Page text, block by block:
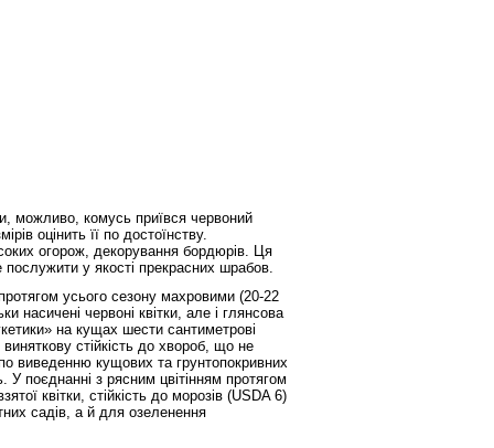
можливо, комусь приївся червоний
оцінить її по достоїнству.
огорож, декорування бордюрів. Ця
у якості прекрасних шрабов.
усього сезону махровими (20-22
насичені червоні квітки, але і глянсова
на кущах шести сантиметрові
стійкість до хвороб, що не
виведенню кущових та грунтопокривних
поєднанні з рясним цвітінням протягом
квітки, стійкість до морозів (USDA 6)
садів, а й для озеленення